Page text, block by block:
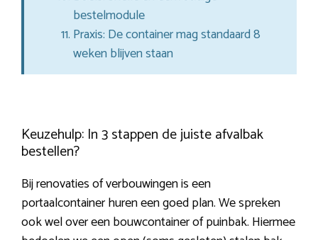
bestelmodule
Praxis: De container mag standaard 8
weken blijven staan
Keuzehulp: In 3 stappen de juiste afvalbak
bestellen?
Bij renovaties of verbouwingen is een
portaalcontainer huren een goed plan. We spreken
ook wel over een bouwcontainer of puinbak. Hiermee